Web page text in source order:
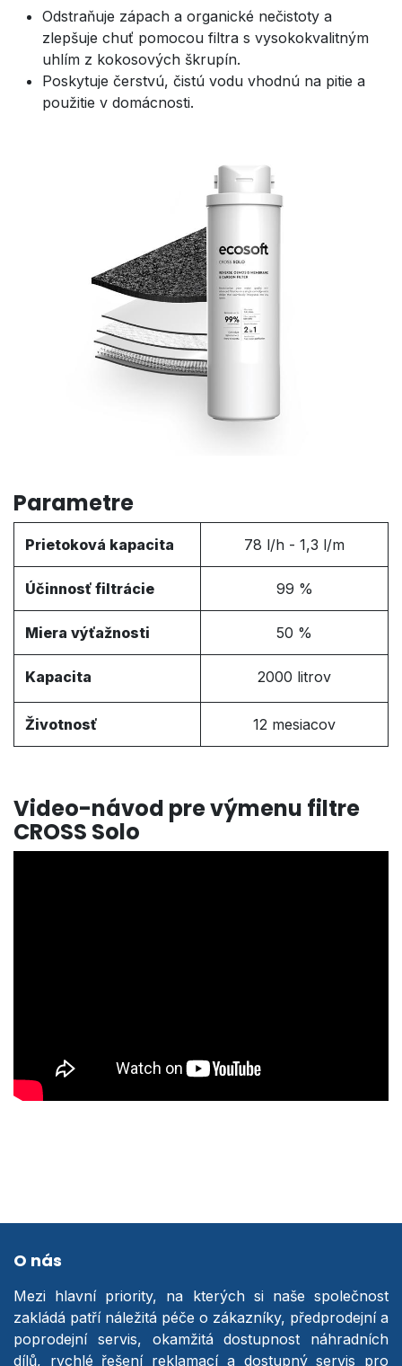
Odstraňuje zápach a organické nečistoty a
zlepšuje chuť pomocou filtra s vysokokvalitným
uhlím z kokosových škrupín.
Poskytuje čerstvú, čistú vodu vhodnú na pitie a
použitie v domácnosti.
Parametre
Prietoková kapacita 78 l/h - 1,3 l/m
Účinnosť filtrácie 99 %
Miera výťažnosti 50 %
Kapacita 2000 litrov
Životnosť 12 mesiacov
Video-návod pre výmenu filtre
CROSS Solo
O nás
Mezi hlavní priority, na kterých si naše společnost
zakládá patří náležitá péče o zákazníky, předprodejní a
poprodejní servis, okamžitá dostupnost náhradních
dílů, rychlé řešení reklamací a dostupný servis pro